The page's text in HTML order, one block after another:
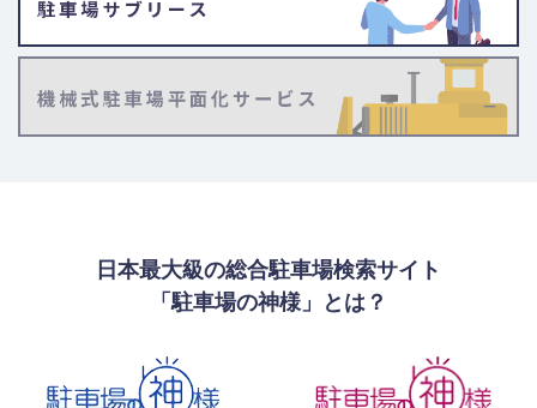
日本最大級の総合駐車場検索サイト
「駐車場の神様」とは？